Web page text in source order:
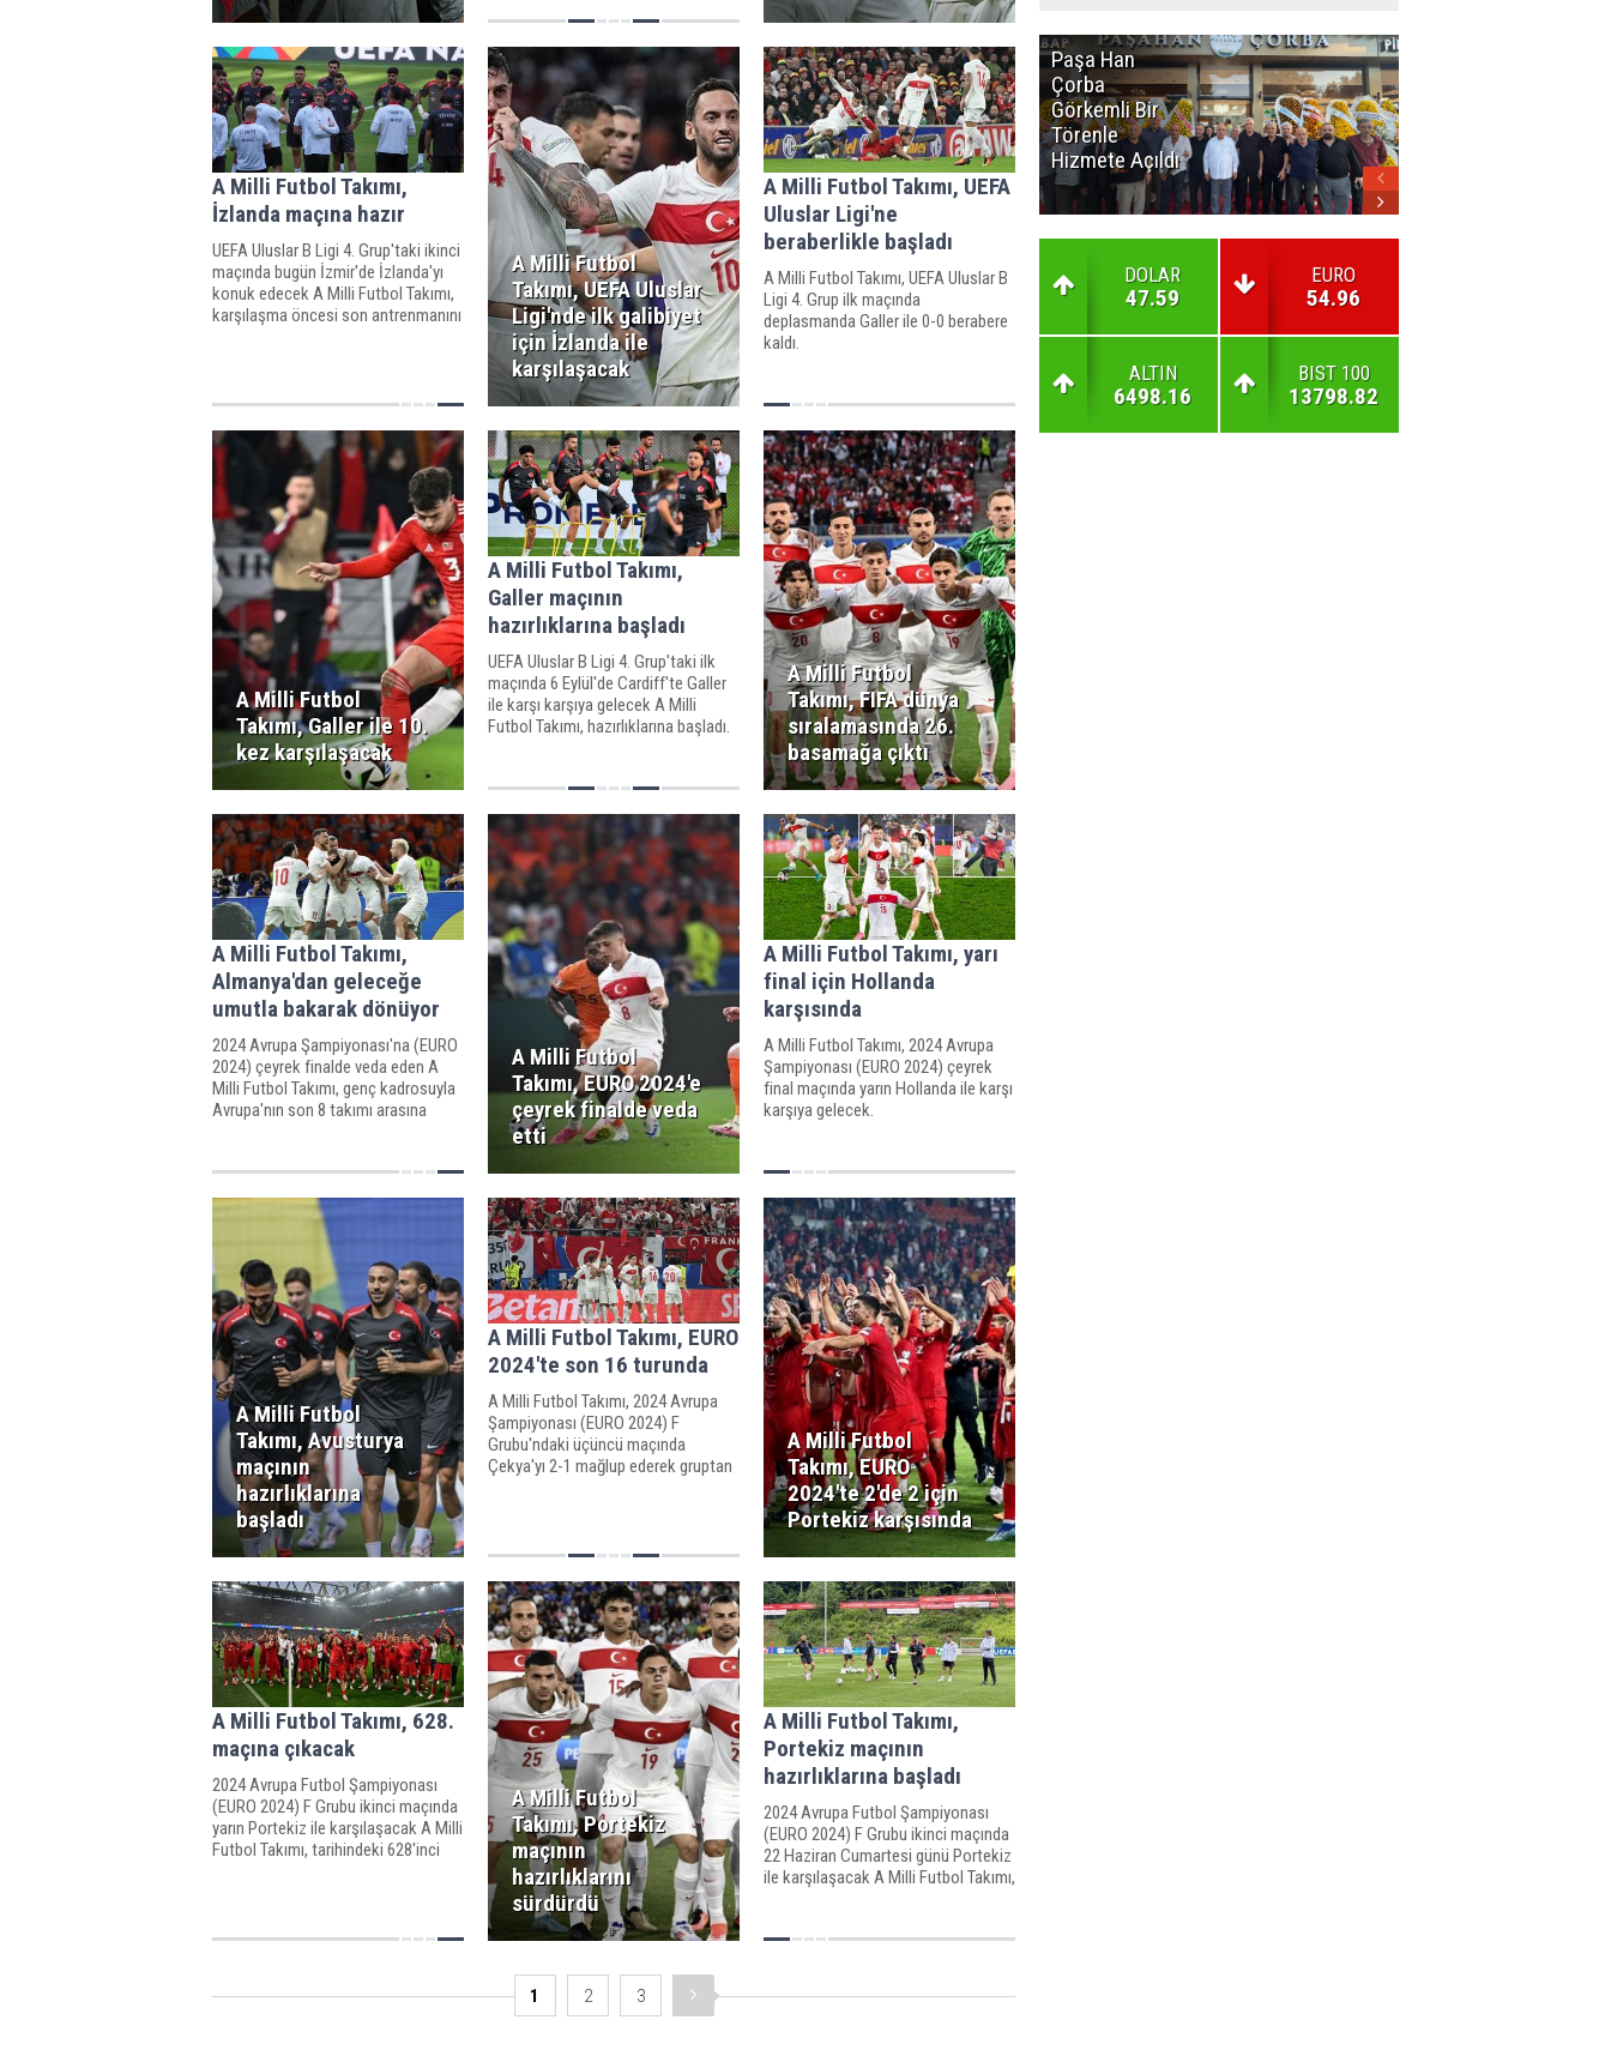
A Milli Futbol Takımı,
İzlanda maçına hazır
UEFA Uluslar B Ligi 4. Grup'taki ikinci
maçında bugün İzmir'de İzlanda'yı
konuk edecek A Milli Futbol Takımı,
karşılaşma öncesi son antrenmanını
A Milli Futbol
Takımı, UEFA Uluslar
Ligi'nde ilk galibiyet
için İzlanda ile
karşılaşacak
A Milli Futbol Takımı, UEFA
Uluslar Ligi'ne
beraberlikle başladı
A Milli Futbol Takımı, UEFA Uluslar B
Ligi 4. Grup ilk maçında
deplasmanda Galler ile 0-0 berabere
kaldı.
A Milli Futbol
Takımı, Galler ile 10.
kez karşılaşacak
A Milli Futbol Takımı,
Galler maçının
hazırlıklarına başladı
UEFA Uluslar B Ligi 4. Grup'taki ilk
maçında 6 Eylül'de Cardiff'te Galler
ile karşı karşıya gelecek A Milli
Futbol Takımı, hazırlıklarına başladı.
A Milli Futbol
Takımı, FIFA dünya
sıralamasında 26.
basamağa çıktı
A Milli Futbol Takımı,
Almanya'dan geleceğe
umutla bakarak dönüyor
2024 Avrupa Şampiyonası'na (EURO
2024) çeyrek finalde veda eden A
Milli Futbol Takımı, genç kadrosuyla
Avrupa'nın son 8 takımı arasına
A Milli Futbol
Takımı, EURO 2024'e
çeyrek finalde veda
etti
A Milli Futbol Takımı, yarı
final için Hollanda
karşısında
A Milli Futbol Takımı, 2024 Avrupa
Şampiyonası (EURO 2024) çeyrek
final maçında yarın Hollanda ile karşı
karşıya gelecek.
A Milli Futbol
Takımı, Avusturya
maçının
hazırlıklarına
başladı
A Milli Futbol Takımı, EURO
2024'te son 16 turunda
A Milli Futbol Takımı, 2024 Avrupa
Şampiyonası (EURO 2024) F
Grubu'ndaki üçüncü maçında
Çekya'yı 2-1 mağlup ederek gruptan
A Milli Futbol
Takımı, EURO
2024'te 2'de 2 için
Portekiz karşısında
A Milli Futbol Takımı, 628.
maçına çıkacak
2024 Avrupa Futbol Şampiyonası
(EURO 2024) F Grubu ikinci maçında
yarın Portekiz ile karşılaşacak A Milli
Futbol Takımı, tarihindeki 628'inci
A Milli Futbol
Takımı, Portekiz
maçının
hazırlıklarını
sürdürdü
A Milli Futbol Takımı,
Portekiz maçının
hazırlıklarına başladı
2024 Avrupa Futbol Şampiyonası
(EURO 2024) F Grubu ikinci maçında
22 Haziran Cumartesi günü Portekiz
ile karşılaşacak A Milli Futbol Takımı,
1 2 3
Paşa Han
Çorba
Görkemli Bir
Törenle
Hizmete Açıldı
DOLAR
47.59
EURO
54.96
ALTIN
6498.16
BIST 100
13798.82